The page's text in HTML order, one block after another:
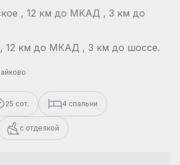
, 12 км до МКАД , 3 км до
, 12 км до МКАД , 3 км до шоссе.
25 сот. 4 спальни
с отделкой